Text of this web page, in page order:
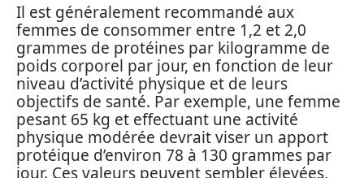
Il est généralement recommandé aux
femmes de consommer entre 1,2 et 2,0
grammes de protéines par kilogramme de
poids corporel par jour, en fonction de leur
niveau d’activité physique et de leurs
objectifs de santé. Par exemple, une femme
pesant 65 kg et effectuant une activité
physique modérée devrait viser un apport
protéique d’environ 78 à 130 grammes par
jour. Ces valeurs peuvent sembler élevées,